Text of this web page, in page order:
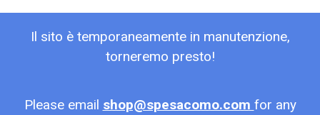
Il sito è temporaneamente in manutenzione,
torneremo presto!
Please email shop@spesacomo.com for any